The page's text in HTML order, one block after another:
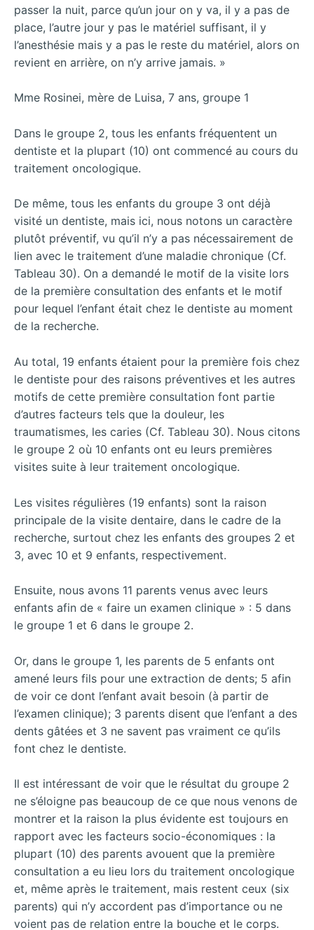
passer la nuit, parce qu’un jour on y va, il y a pas de
place, l’autre jour y pas le matériel suffisant, il y
l’anesthésie mais y a pas le reste du matériel, alors on
revient en arrière, on n’y arrive jamais. »
Mme Rosinei, mère de Luisa, 7 ans, groupe 1
Dans le groupe 2, tous les enfants fréquentent un
dentiste et la plupart (10) ont commencé au cours du
traitement oncologique.
De même, tous les enfants du groupe 3 ont déjà
visité un dentiste, mais ici, nous notons un caractère
plutôt préventif, vu qu’il n’y a pas nécessairement de
lien avec le traitement d’une maladie chronique (Cf.
Tableau 30). On a demandé le motif de la visite lors
de la première consultation des enfants et le motif
pour lequel l’enfant était chez le dentiste au moment
de la recherche.
Au total, 19 enfants étaient pour la première fois chez
le dentiste pour des raisons préventives et les autres
motifs de cette première consultation font partie
d’autres facteurs tels que la douleur, les
traumatismes, les caries (Cf. Tableau 30). Nous citons
le groupe 2 où 10 enfants ont eu leurs premières
visites suite à leur traitement oncologique.
Les visites régulières (19 enfants) sont la raison
principale de la visite dentaire, dans le cadre de la
recherche, surtout chez les enfants des groupes 2 et
3, avec 10 et 9 enfants, respectivement.
Ensuite, nous avons 11 parents venus avec leurs
enfants afin de « faire un examen clinique » : 5 dans
le groupe 1 et 6 dans le groupe 2.
Or, dans le groupe 1, les parents de 5 enfants ont
amené leurs fils pour une extraction de dents; 5 afin
de voir ce dont l’enfant avait besoin (à partir de
l’examen clinique); 3 parents disent que l’enfant a des
dents gâtées et 3 ne savent pas vraiment ce qu’ils
font chez le dentiste.
Il est intéressant de voir que le résultat du groupe 2
ne s’éloigne pas beaucoup de ce que nous venons de
montrer et la raison la plus évidente est toujours en
rapport avec les facteurs socio-économiques : la
plupart (10) des parents avouent que la première
consultation a eu lieu lors du traitement oncologique
et, même après le traitement, mais restent ceux (six
parents) qui n’y accordent pas d’importance ou ne
voient pas de relation entre la bouche et le corps.